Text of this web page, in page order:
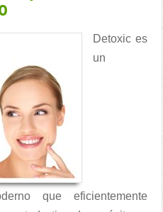
Detoxic es
un
que eficientemente